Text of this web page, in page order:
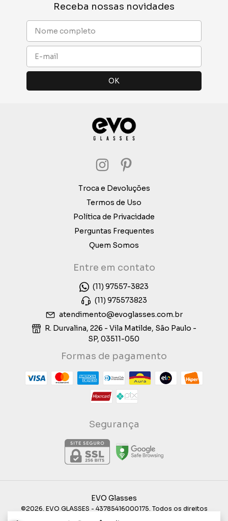
Receba nossas novidades
Troca e Devoluções
Termos de Uso
Política de Privacidade
Perguntas Frequentes
Quem Somos
Entre em contato
(11) 97557-3823
(11) 975573823
atendimento@evoglasses.com.br
R. Durvalina, 226 - Vila Matilde, São Paulo -
SP, 03511-050
Formas de pagamento
Segurança
EVO Glasses
©2026. EVO GLASSES - 43785416000175. Todos os direitos